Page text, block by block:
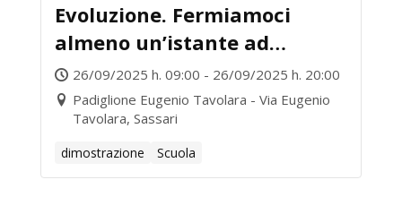
Evoluzione. Fermiamoci
almeno un’istante ad
osservare.
26/09/2025 h. 09:00 - 26/09/2025 h. 20:00
Padiglione Eugenio Tavolara - Via Eugenio
Tavolara, Sassari
dimostrazione Scuola